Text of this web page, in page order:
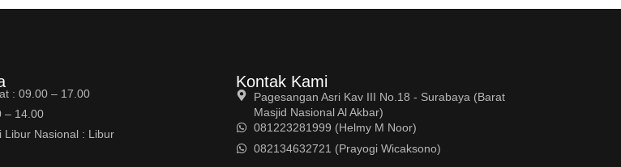
: 09.00 – 17.00
– 14.00
Libur Nasional : Libur
Kontak Kami
Pagesangan Asri Kav III No.18 - Surabaya (Barat
Masjid Nasional Al Akbar)
081223281999 (Helmy M Noor)
082134632721 (Prayogi Wicaksono)